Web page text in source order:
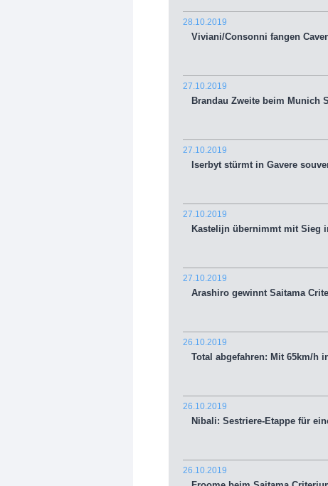
28.10.2019
Viviani/Consonni fangen
27.10.2019
Brandau Zweite beim Munich
27.10.2019
Iserbyt stürmt in Gavere
27.10.2019
Kastelijn übernimmt mit Sieg
27.10.2019
Arashiro gewinnt Saitama
26.10.2019
Total abgefahren: Mit 65km/h
26.10.2019
Nibali: Sestriere-Etappe für
26.10.2019